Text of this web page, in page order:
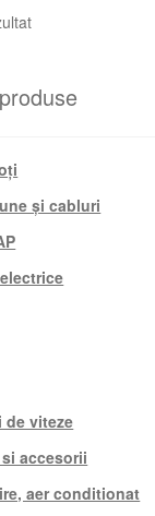
și cabluri
de viteze
accesorii
aer conditionat